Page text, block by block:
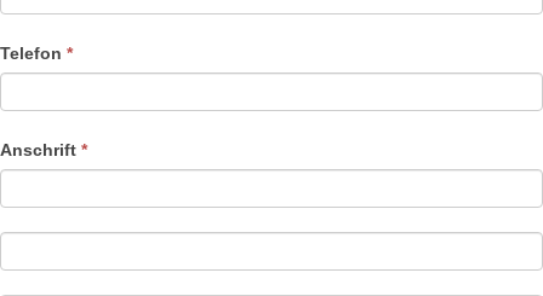
a
i
o
n
Telefon *
Anschrift *